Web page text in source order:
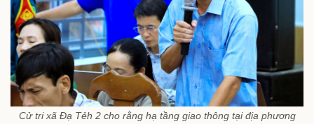
Cử tri xã Đạ Tẻh 2 cho rằng hạ tầng giao thông tại địa phương